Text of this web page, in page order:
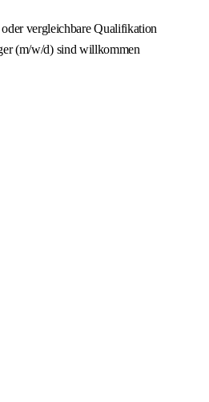
vergleichbare Qualifikation
(m/w/d) sind willkommen